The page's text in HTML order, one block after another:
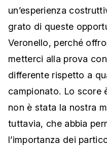
un’esperienza
grato di queste
Veronello, perché
metterci alla prova
differente rispetto a
campionato. Lo score
non è stata la nostra
tuttavia, che abbia
l’importanza dei